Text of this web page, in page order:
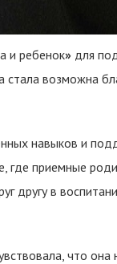
и ребенок» для
стала возможна
навыков и
приемные
другу в
что